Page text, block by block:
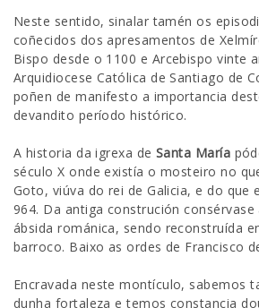
Neste sentido, sinalar tamén os
coñecidos dos apresamentos de
Bispo desde o 1100 e Arcebispo vinte
Arquidiocese Católica de Santiago de
poñen de manifesto a importancia
devandito período histórico.
A historia da igrexa deSanta María
século X onde existía o mosteiro no
Goto, viúva do rei de Galicia, e do que
964. Da antiga construción
ábsida románica, sendo reconstruída
barroco. Baixo as ordes de Francisco
Encravada neste montículo, sabemos
dunha fortaleza e temos constancia